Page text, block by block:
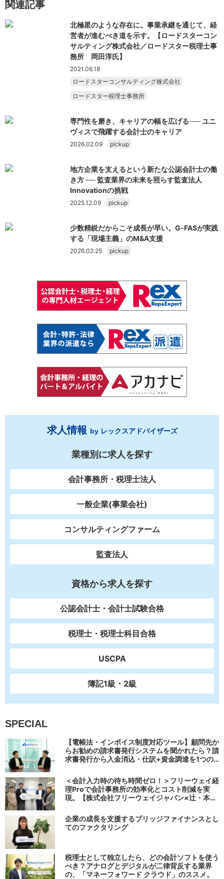
関連記事
北極星のような存在に。事業承継を通じて、経
営者が進むべき道を示す。【ロードスターコン
サルティング株式会社／ロードスター税理士事
務所 岡田淳氏】
2021.06.18
ロードスターコンサルティング株式会社
ロードスター税理士事務所
専門性を磨き、キャリアの幅を広げる ── ユニ
ヴィスで飛躍する会計士のキャリア
2026.02.09 pickup
地方企業を支えるという新たな公認会計士の働
き方 ── 監査業界の未来を照らす監査法人
Innovationの挑戦
2025.12.09 pickup
少数精鋭だからこそ成長が早い。G‑FASが実践
する「現場主義」のM&A支援
2026.02.25 pickup
求人情報 by レックスアドバイザーズ
業種別に求人を探す
会計事務所・税理士法人
一般企業(事業会社)
コンサルティングファーム
監査法人
資格から求人を探す
公認会計士・会計士試験合格
税理士・税理士科目合格
USCPA
簿記1級・2級
SPECIAL
【電帳法・インボイス制度対応ツール】顧問先か
らお勧めの請求書発行システムを聞かれたら？請
求書発行から入金消込・仕訳+資金調達を1つの
＜会計入力時の待ち時間ゼロ！＞フリーウェイ経
理Proで会計事務所の効率化とコスト削減を実
現。【株式会社フリーウェイジャパン×辻・本郷
企業の成長を支援するブリッジファイナンスとし
てのファクタリング
税理士として独立したら、どの会計ソフトを使う
べき？アナログとデジタルが二律背反する業界
の、「マネーフォワード クラウド」のススメ。